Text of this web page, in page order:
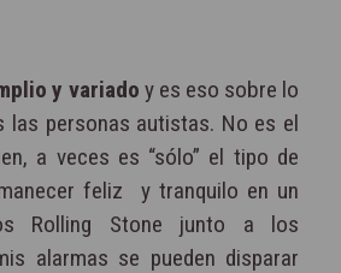
y variado y es eso sobre lo
las personas autistas. No es el
a veces es “sólo” el tipo de
feliz y tranquilo en un
Rolling Stone junto a los
alarmas se pueden disparar